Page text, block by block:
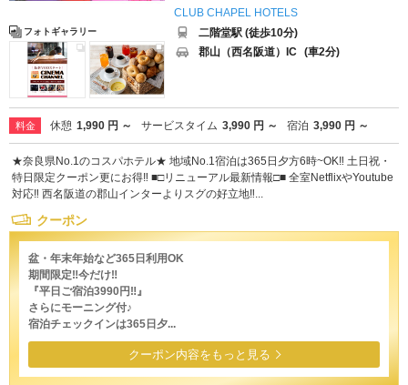
フォトギャラリー
CLUB CHAPEL HOTELS
二階堂駅 (徒歩10分)
郡山（西名阪道）IC (車2分)
料金 休憩 1,990 円 ～ サービスタイム 3,990 円 ～ 宿泊 3,990 円 ～
★奈良県No.1のコスパホテル★ 地域No.1宿泊は365日夕方6時~OK‼ 土日祝・
特日限定クーポン更にお得‼ ■□リニューアル最新情報□■ 全室NetflixやYoutube
対応‼ 西名阪道の郡山インターよりスグの好立地‼...
クーポン
盆・年末年始など365日利用OK
期間限定‼今だけ‼
『平日ご宿泊3990円‼』
さらにモーニング付♪
宿泊チェックインは365日夕...
クーポン内容をもっと見る